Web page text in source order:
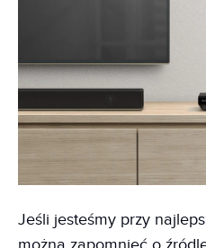
Jeśli jesteśmy przy